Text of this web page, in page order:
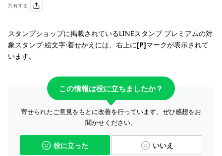
共有する
スタンプショップに掲載されているLINEスタンプ プレミアムの対
象スタンプ⋅絵文字⋅着せかえには、右上に[P]マークが表示されて
います。
この情報は役に立ちましたか？
寄せられたご意見をもとに改善を行っています。ぜひ感想をお
聞かせください。
役に立った いいえ